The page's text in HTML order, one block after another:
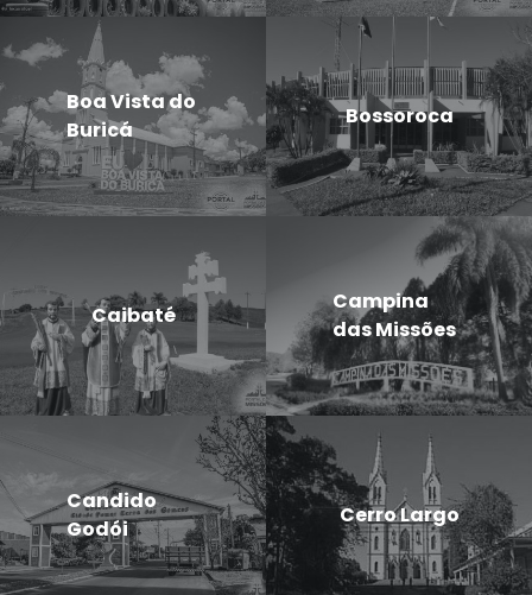
Boa Vista do
Buricá
Bossoroca
Caibaté
Campina
das Missões
Candido
Godói
Cerro Largo